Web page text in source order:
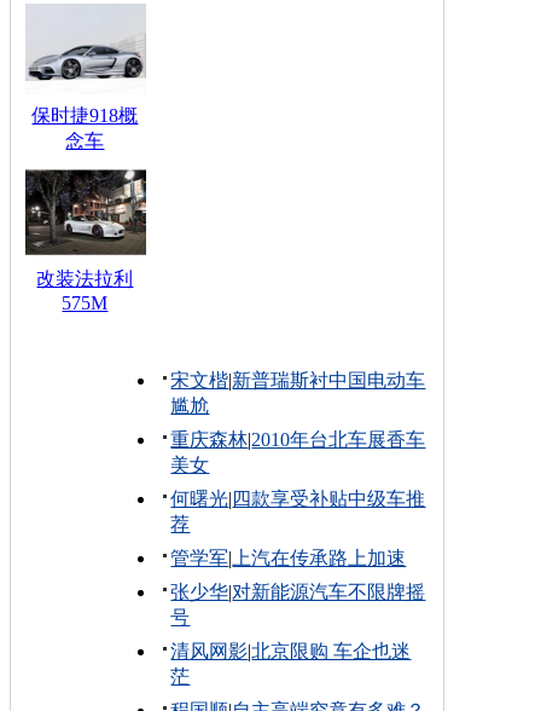
保时捷918概
念车
改装法拉利
575M
宋文楷|新普瑞斯衬中国电动车
尴尬
重庆森林|2010年台北车展香车
美女
何曙光| 四款享受补贴中级车推
荐
管学军| 上汽在传承路上加速
张少华|对新能源汽车不限牌摇
号
清风网影|北京限购 车企也迷
茫